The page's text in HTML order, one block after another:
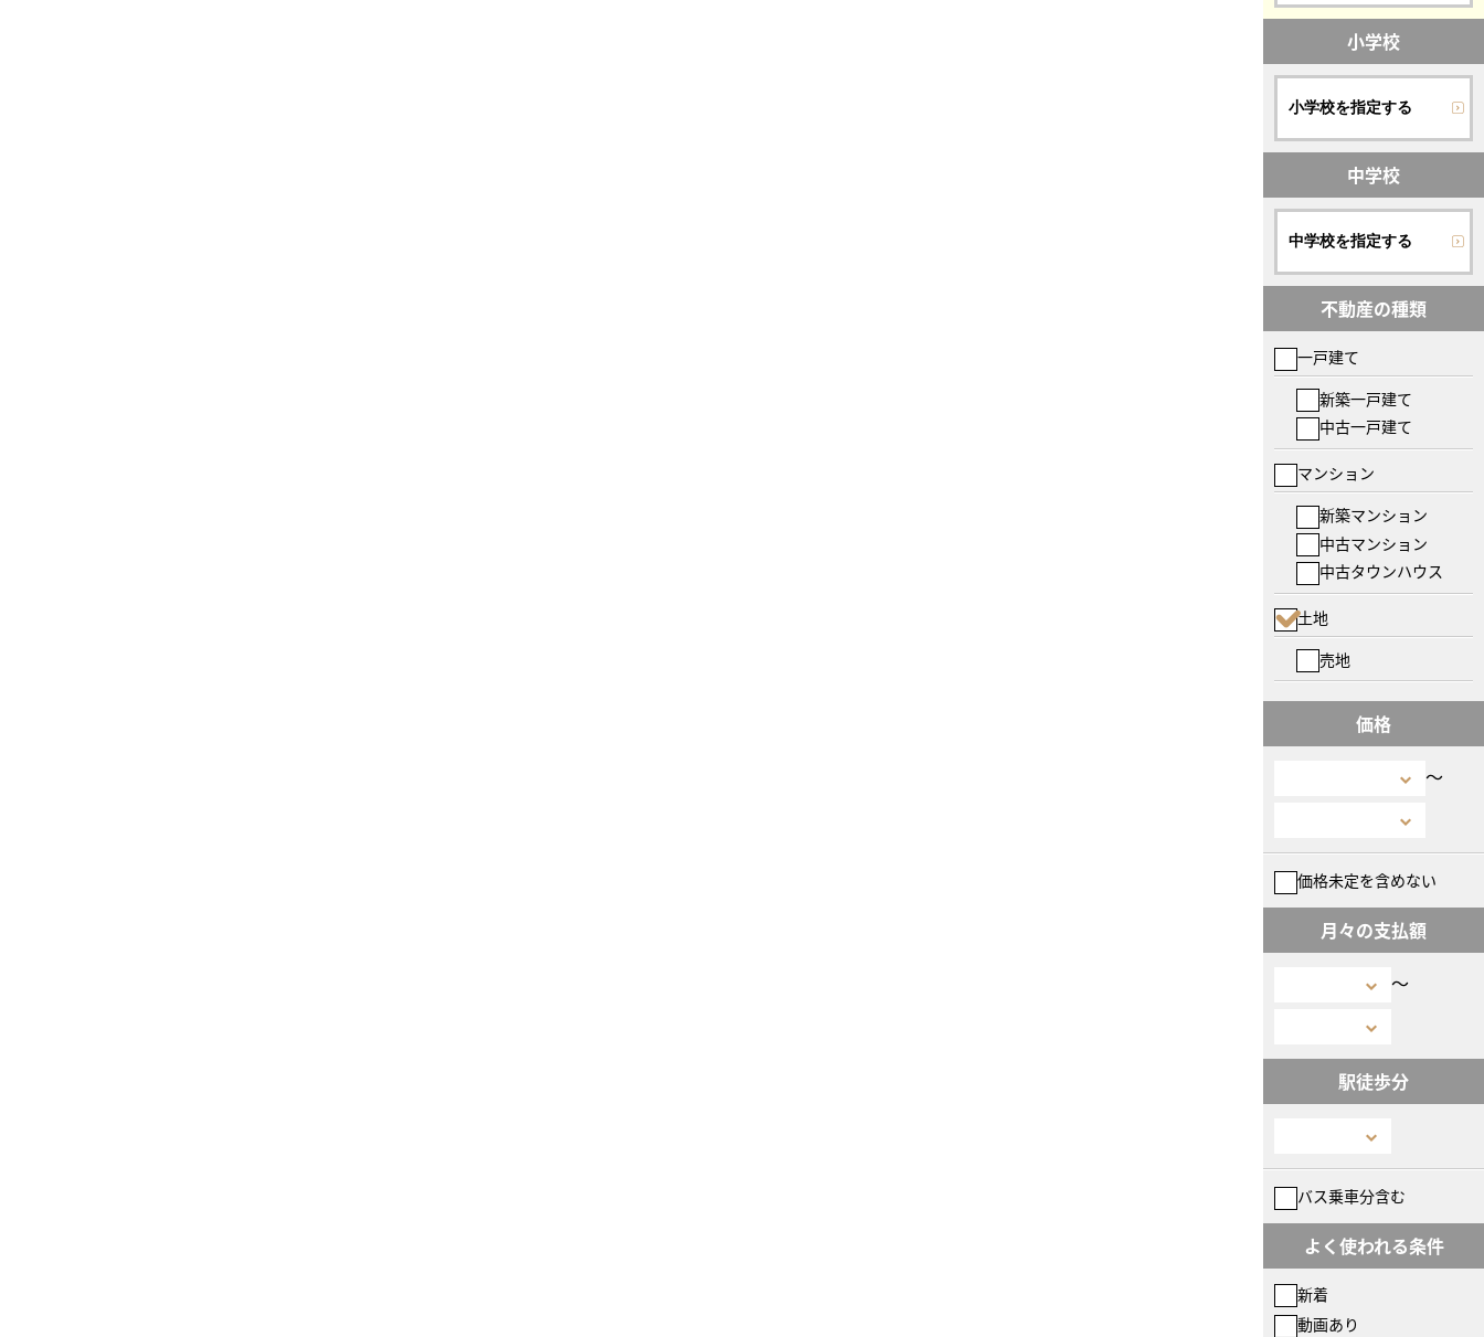
小学校
小学校を指定する
中学校
中学校を指定する
不動産の種類
一戸建て
新築一戸建て
中古一戸建て
マンション
新築マンション
中古マンション
中古タウンハウス
土地
売地
価格
〜
価格未定を含めない
月々の支払額
〜
駅徒歩分
バス乗車分含む
よく使われる条件
新着
動画あり